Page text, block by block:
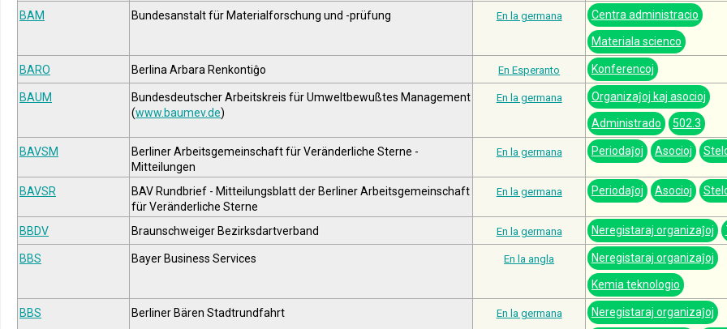
BAM Bundesanstalt für Materialforschung und -prüfung En la germana Centra administracio
Materiala scienco
BARO Berlina Arbara Renkontiĝo En Esperanto Konferencoj
BAUM
Bundesdeutscher Arbeitskreis für Umweltbewußtes Management
(www.baumev.de)
En la germana Organizaĵoj kaj asocioj
Administrado 502.3
BAVSM
Berliner Arbeitsgemeinschaft für Veränderliche Sterne -
Mitteilungen
En la germana Periodaĵoj Asocioj
BAVSR
BAV Rundbrief - Mitteilungsblatt der Berliner Arbeitsgemeinschaft
für Veränderliche Sterne
En la germana Periodaĵoj Asocioj
BBDV Braunschweiger Bezirksdartverband En la germana Neregistaraj organizaĵoj
BBS Bayer Business Services En la angla Neregistaraj organizaĵoj
Kemia teknologio
BBS Berliner Bären Stadtrundfahrt En la germana Neregistaraj organizaĵoj